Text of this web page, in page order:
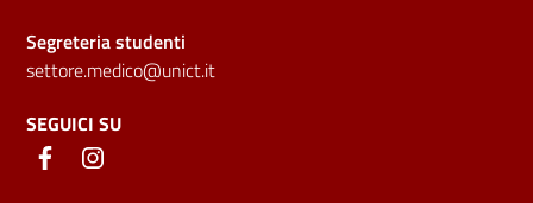
Segreteria studenti
settore.medico@unict.it
SEGUICI SU